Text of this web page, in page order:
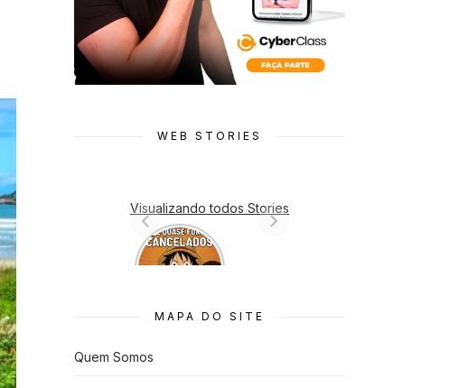
WEB STORIES
Visualizando todos Stories
7 Animes
que quase
MAPA DO SITE
Quem Somos